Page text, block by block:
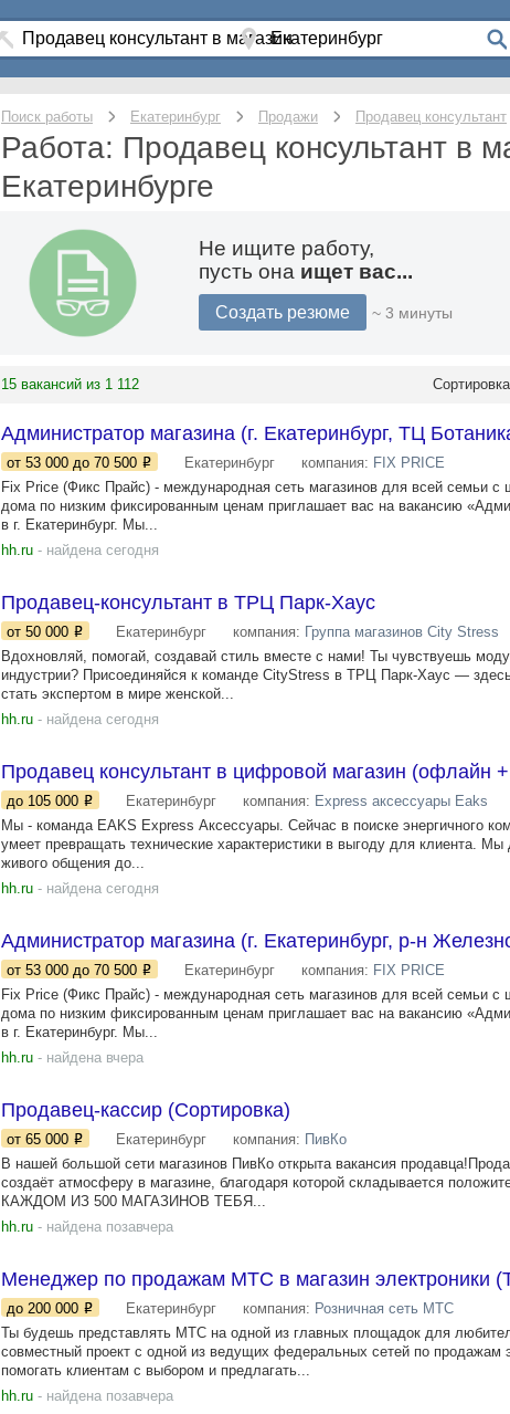
Поиск работы Екатеринбург Продажи Продавец консультант
Работа: Продавец консультант в
Екатеринбурге
Не ищите работу,
пусть она ищет вас...
Создать резюме ~ 3 минуты
15 вакансий из 1 112
Администратор магазина (г. Екатеринбург, ТЦ
от 53 000 до 70 500 Екатеринбург компания: FIX PRICE
Fix Price (Фикс Прайс) - международная сеть магазинов для всей семьи с
дома по низким фиксированным ценам приглашает вас на вакансию
в г. Екатеринбург. Мы...
hh.ru - найдена сегодня
Продавец-консультант в ТРЦ Парк-Хаус
от 50 000 Екатеринбург компания: Группа магазинов City Stress
Вдохновляй, помогай, создавай стиль вместе с нами! Ты чувствуешь
индустрии? Присоединяйся к команде CityStress в ТРЦ Парк-Хаус —
стать экспертом в мире женской...
hh.ru - найдена сегодня
Продавец консультант в цифровой магазин (офлайн
до 105 000 Екатеринбург компания: Express аксессуары Eaks
Мы - команда EAKS Express Аксессуары. Сейчас в поиске энергичного
умеет превращать технические характеристики в выгоду для клиента.
живого общения до...
hh.ru - найдена сегодня
Администратор магазина (г. Екатеринбург, р-н
от 53 000 до 70 500 Екатеринбург компания: FIX PRICE
Fix Price (Фикс Прайс) - международная сеть магазинов для всей семьи с
дома по низким фиксированным ценам приглашает вас на вакансию
в г. Екатеринбург. Мы...
hh.ru - найдена вчера
Продавец-кассир (Сортировка)
от 65 000 Екатеринбург компания: ПивКо
В нашей большой сети магазинов ПивКо открыта вакансия
создаёт атмосферу в магазине, благодаря которой складывается
КАЖДОМ ИЗ 500 МАГАЗИНОВ ТЕБЯ...
hh.ru - найдена позавчера
Менеджер по продажам МТС в магазин электроники
до 200 000 Екатеринбург компания: Розничная сеть МТС
Ты будешь представлять МТС на одной из главных площадок для
совместный проект с одной из ведущих федеральных сетей по продажам
помогать клиентам с выбором и предлагать...
hh.ru - найдена позавчера